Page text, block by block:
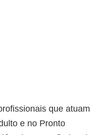
que atuam
e no Pronto